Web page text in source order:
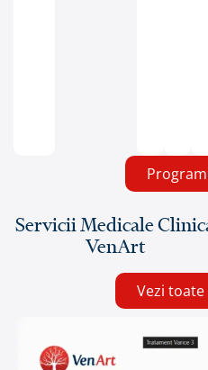
Servicii Medicale
VenArt
Vezi